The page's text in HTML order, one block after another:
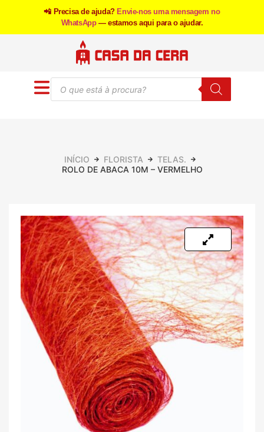
📲 Precisa de ajuda? Envie-nos uma mensagem no
WhatsApp — estamos aqui para o ajudar.
INÍCIO FLORISTA
TELAS.
ROLO DE ABACA 10M – VERMELHO